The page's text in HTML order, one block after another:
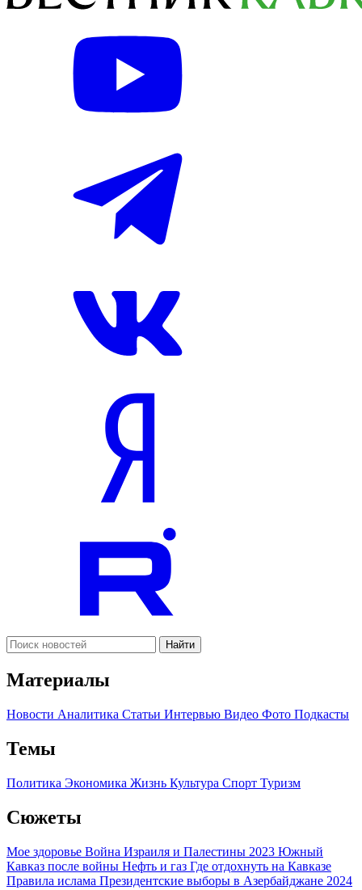
Найти
Материалы
Новости Аналитика Статьи Интервью Видео Фото Подкасты
Темы
Политика Экономика Жизнь Культура Спорт Туризм
Сюжеты
Мое здоровье Война Израиля и Палестины 2023 Южный
Кавказ после войны Нефть и газ Где отдохнуть на Кавказе
Правила ислама Президентские выборы в Азербайджане 2024